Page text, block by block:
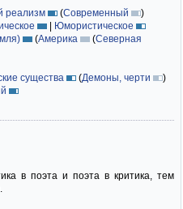
реализм (Современный
)
| Юмористическое
(Америка (Северная
существа (Демоны, черти
)
в поэта и поэта в критика, тем